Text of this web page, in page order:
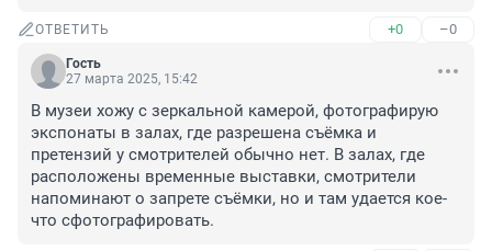
ОТВЕТИТЬ +0 –0
Гость
27 марта 2025, 15:42
В музеи хожу с зеркальной камерой, фотографирую
экспонаты в залах, где разрешена съёмка и
претензий у смотрителей обычно нет. В залах, где
расположены временные выставки, смотрители
напоминают о запрете съёмки, но и там удается кое-
что сфотографировать.